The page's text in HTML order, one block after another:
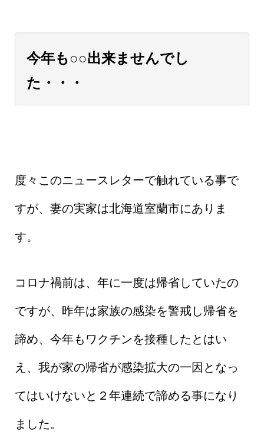
今年も○○出来ませんでし
た・・・
度々このニュースレターで触れている事で
すが、妻の実家は北海道室蘭市にありま
す。
コロナ禍前は、年に一度は帰省していたの
ですが、昨年は家族の感染を警戒し帰省を
諦め、今年もワクチンを接種したとはい
え、我が家の帰省が感染拡大の一因となっ
てはいけないと２年連続で諦める事になり
ました。